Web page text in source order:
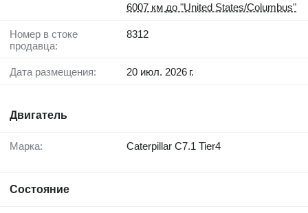
6007 км до "United States/Columbus"
Номер в стоке
продавца:
8312
Дата размещения: 20 июл. 2026 г.
Двигатель
Марка: Caterpillar C7.1 Tier4
Состояние